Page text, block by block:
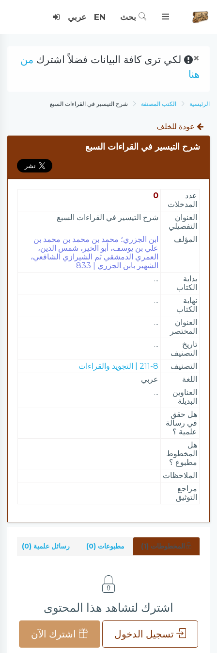
بحث EN عربي
× لكي ترى كافة البيانات فضلاً اشترك من
هنا
الرئيسية الكتب المصنفة شرح التيسير في القراءات السبع
عودة للخلف
شرح التيسير في القراءات السبع
عدد
المدخلات
0
العنوان
التفصيلي
شرح التيسير في القراءات السبع
المؤلف
ابن الجزري؛ محمد بن محمد بن محمد بن
علي بن يوسف، أبو الخير، شمس الدين،
العمري الدمشقي ثم الشيرازي الشافعي،
الشهير بابن الجزري | 833
بداية
الكتاب
...
نهاية
الكتاب
...
العنوان
المختصر
...
تاريخ
التصنيف
...
التصنيف
211-8 | التجويد والقراءات
اللغة
عربي
العناوين
البديلة
...
هل حقق
في رسالة
علمية ؟
هل
المخطوط
مطبوع ؟
الملاحظات
مراجع
التوثيق
المخطوطات (1) مطبوعات (0) رسائل علمية (0)
اشترك لتشاهد هذا المحتوى
تسجيل الدخول اشترك الآن